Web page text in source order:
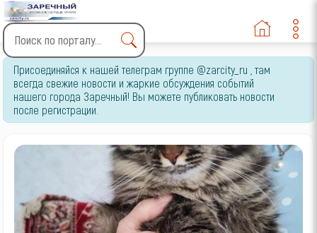
Type 2 or more characters
for results.
Присоединяйся к нашей телеграм группе @zarcity_ru , там
всегда свежие новости и жаркие обсуждения событий
нашего города Заречный! Вы можете публиковать новости
после регистрации.